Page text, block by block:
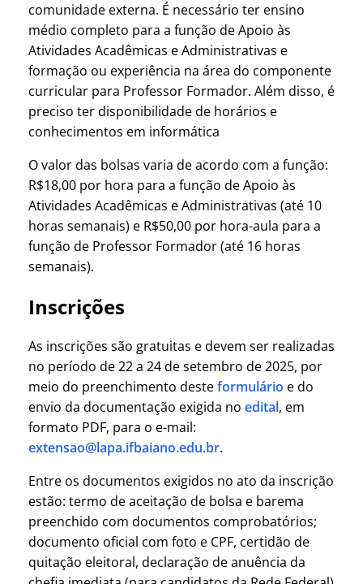
comunidade externa. É necessário ter ensino
médio completo para a função de Apoio às
Atividades Acadêmicas e Administrativas e
formação ou experiência na área do componente
curricular para Professor Formador. Além disso, é
preciso ter disponibilidade de horários e
conhecimentos em informática
O valor das bolsas varia de acordo com a função:
R$18,00 por hora para a função de Apoio às
Atividades Acadêmicas e Administrativas (até 10
horas semanais) e R$50,00 por hora-aula para a
função de Professor Formador (até 16 horas
semanais).
Inscrições
As inscrições são gratuitas e devem ser realizadas
no período de 22 a 24 de setembro de 2025, por
meio do preenchimento desteformulário e do
envio da documentação exigida no edital, em
formato PDF, para o e-mail:
extensao@lapa.ifbaiano.edu.br.
Entre os documentos exigidos no ato da inscrição
estão: termo de aceitação de bolsa e barema
preenchido com documentos comprobatórios;
documento oficial com foto e CPF, certidão de
quitação eleitoral, declaração de anuência da